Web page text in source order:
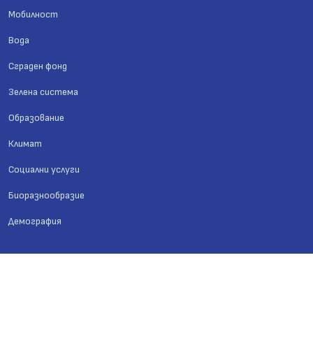
Мобилност
Вода
Сграден фонд
Зелена система
Образование
Климат
Социални услуги
Биоразнообразие
Демография